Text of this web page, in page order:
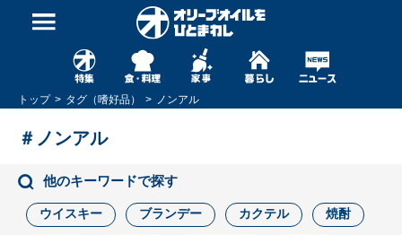
トップ タグ（嗜好品） ノンアル
＃ノンアル
他のキーワードで探す
ウイスキー ブランデー カクテル 焼酎